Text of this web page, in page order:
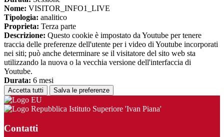
Nome: VISITOR_INFO1_LIVE
Tipologia: analitico
Proprieta: Terza parte
Descrizione: Questo cookie è impostato da Youtube per tenere
traccia delle preferenze dell'utente per i video di Youtube incorporati
nei siti; può anche determinare se il visitatore del sito web sta
utilizzando la nuova o la vecchia versione dell'interfaccia di
Youtube.
Durata: 6 mesi
Accetta tutti Salva le preferenze
Istituto Superiore 'Ivan Piana'
Contatti